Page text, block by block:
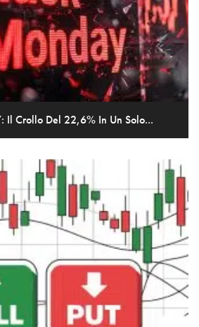
Il Crollo Del 22,6% In Un Solo...